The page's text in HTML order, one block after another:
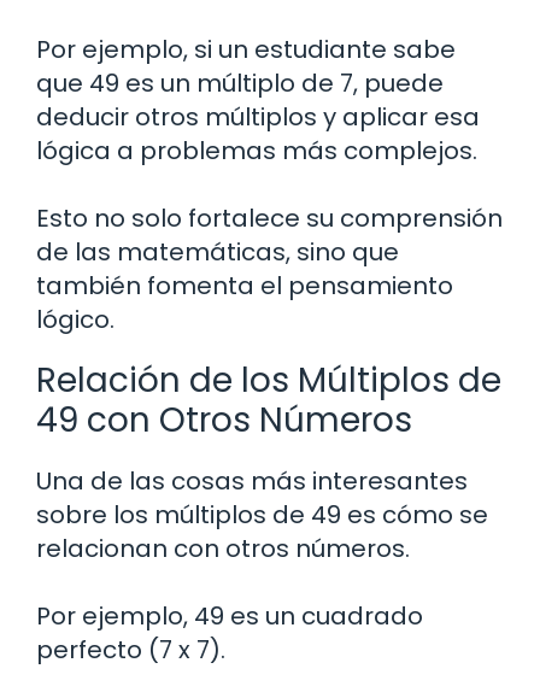
Por ejemplo, si un estudiante sabe
que 49 es un múltiplo de 7, puede
deducir otros múltiplos y aplicar esa
lógica a problemas más complejos.
Esto no solo fortalece su comprensión
de las matemáticas, sino que
también fomenta el pensamiento
lógico.
Relación de los Múltiplos de
49 con Otros Números
Una de las cosas más interesantes
sobre los múltiplos de 49 es cómo se
relacionan con otros números.
Por ejemplo, 49 es un cuadrado
perfecto (7 x 7).